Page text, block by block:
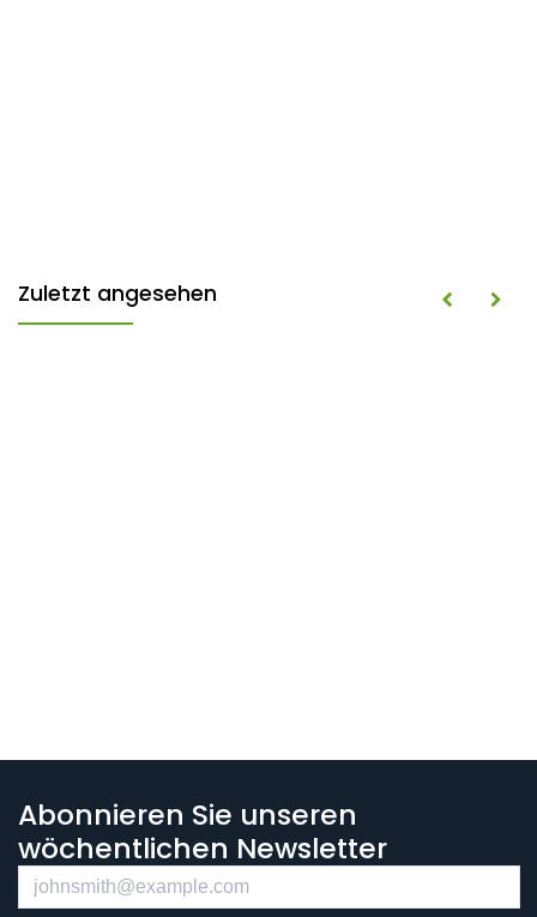
Zuletzt angesehen
Abonnieren Sie unseren
wöchentlichen Newsletter